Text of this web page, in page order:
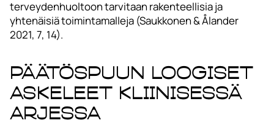
terveydenhuoltoon tarvitaan rakenteellisia ja
yhtenäisiä toimintamalleja (Saukkonen & Ålander
2021, 7, 14).
Päätöspuun loogiset
askeleet kliinisessä
arjessa